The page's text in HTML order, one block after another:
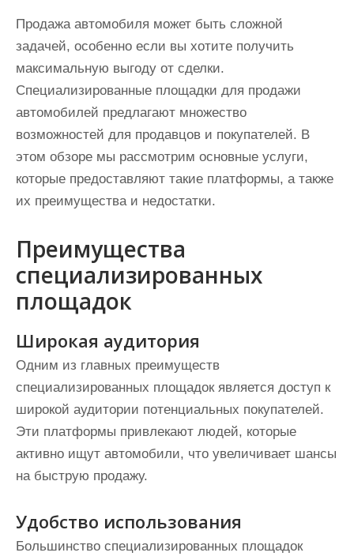
Продажа автомобиля может быть сложной
задачей, особенно если вы хотите получить
максимальную выгоду от сделки.
Специализированные площадки для продажи
автомобилей предлагают множество
возможностей для продавцов и покупателей. В
этом обзоре мы рассмотрим основные услуги,
которые предоставляют такие платформы, а также
их преимущества и недостатки.
Преимущества
специализированных
площадок
Широкая аудитория
Одним из главных преимуществ
специализированных площадок является доступ к
широкой аудитории потенциальных покупателей.
Эти платформы привлекают людей, которые
активно ищут автомобили, что увеличивает шансы
на быструю продажу.
Удобство использования
Большинство специализированных площадок